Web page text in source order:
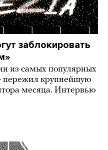
заблокировать
из самых популярных
пережил крупнейшую
месяца. Интервью